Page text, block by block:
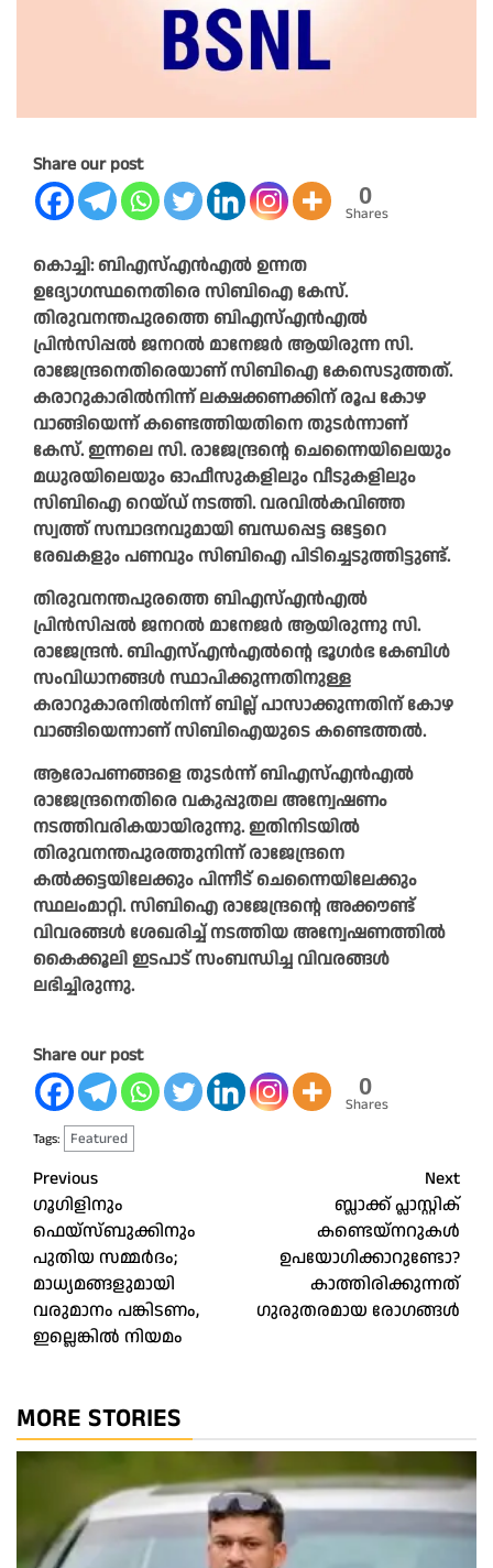
Share our post
0
Shares
കൊച്ചി: ബിഎസ്എൻഎൽ ഉന്നത
ഉദ്യോഗസ്ഥനെതിരെ സിബിഐ കേസ്.
തിരുവനന്തപുരത്തെ ബിഎസ്എൻഎൽ
പ്രിൻസിപ്പൽ ജനറൽ മാനേജർ ആയിരുന്ന സി.
രാജേന്ദ്രനെതിരെയാണ് സിബിഐ കേസെടുത്തത്.
കരാറുകാരിൽനിന്ന് ലക്ഷക്കണക്കിന് രൂപ കോഴ
വാങ്ങിയെന്ന് കണ്ടെത്തിയതിനെ തുടർന്നാണ്
കേസ്. ഇന്നലെ സി. രാജേന്ദ്രന്റെ ചെന്നൈയിലെയും
മധുരയിലെയും ഓഫീസുകളിലും വീടുകളിലും
സിബിഐ റെയ്ഡ് നടത്തി. വരവിൽകവിഞ്ഞ
സ്വത്ത് സമ്പാദനവുമായി ബന്ധപ്പെട്ട ഒട്ടേറെ
രേഖകളും പണവും സിബിഐ പിടിച്ചെടുത്തിട്ടുണ്ട്.
തിരുവനന്തപുരത്തെ ബിഎസ്എൻഎൽ
പ്രിൻസിപ്പൽ ജനറൽ മാനേജർ ആയിരുന്നു സി.
രാജേന്ദ്രൻ. ബിഎസ്എൻഎൽന്റെ ഭൂഗർഭ കേബിൾ
സംവിധാനങ്ങൾ സ്ഥാപിക്കുന്നതിനുള്ള
കരാറുകാരനിൽനിന്ന് ബില്ല് പാസാക്കുന്നതിന് കോഴ
വാങ്ങിയെന്നാണ് സിബിഐയുടെ കണ്ടെത്തൽ.
ആരോപണങ്ങളെ തുടർന്ന് ബിഎസ്എൻഎൽ
രാജേന്ദ്രനെതിരെ വകുപ്പുതല അന്വേഷണം
നടത്തിവരികയായിരുന്നു. ഇതിനിടയിൽ
തിരുവനന്തപുരത്തുനിന്ന് രാജേന്ദ്രനെ
കൽക്കട്ടയിലേക്കും പിന്നീട് ചെന്നൈയിലേക്കും
സ്ഥലംമാറ്റി. സിബിഐ രാജേന്ദ്രന്റെ അക്കൗണ്ട്
വിവരങ്ങൾ ശേഖരിച്ച് നടത്തിയ അന്വേഷണത്തിൽ
കൈക്കൂലി ഇടപാട് സംബന്ധിച്ച വിവരങ്ങൾ
ലഭിച്ചിരുന്നു.
Share our post
0
Shares
Tags: Featured
Post
navigation
Previous
ഗൂഗിളിനും
ഫെയ്സ്ബുക്കിനും
പുതിയ സമ്മർദം;
മാധ്യമങ്ങളുമായി
വരുമാനം പങ്കിടണം,
ഇല്ലെങ്കിൽ നിയമം
Next
ബ്ലാക്ക് പ്ലാസ്റ്റിക്
കണ്ടെയ്നറുകൾ
ഉപയോഗിക്കാറുണ്ടോ?
കാത്തിരിക്കുന്നത്
ഗുരുതരമായ രോഗങ്ങൾ
MORE STORIES